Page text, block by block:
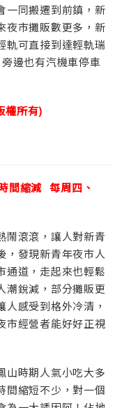
一同搬遷到前鎮，新
夜市攤販數更多，新
軌可直接到達輕軌瑞
邊也有汽機車停車
權所有)
間縮減 每周四、
鬧滾滾，讓人對新青
，發現新青年夜市人
通道，走起來也輕鬆
潮銳減，部分攤販更
感受到格外冷清，
市經營者能好好正視
山時期人氣小吃大多
間縮短不少，對一個